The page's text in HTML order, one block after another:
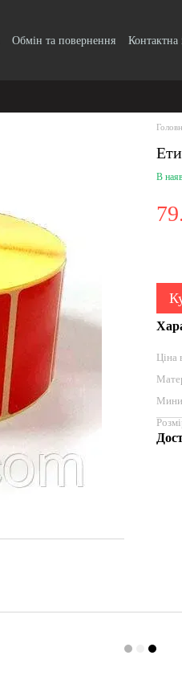
Обмін та повернення Контактна
В
Ціна